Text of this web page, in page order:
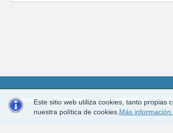
Este sitio web utiliza cookies, tanto propias
nuestra política de cookies. Más información.
Ayuda Mapa web Accesibilidad